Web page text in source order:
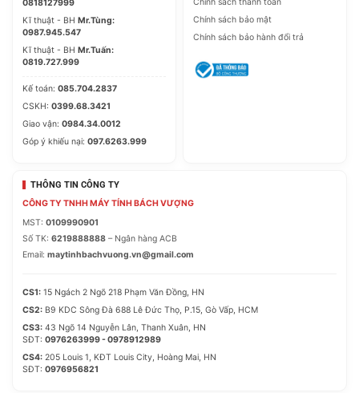
0818127999
Kĩ thuật - BH Mr.Tùng:
0987.945.547
Kĩ thuật - BH Mr.Tuấn:
0819.727.999
Kế toán: 085.704.2837
CSKH: 0399.68.3421
Giao vận: 0984.34.0012
Góp ý khiếu nại: 097.6263.999
Chính sách bảo mật
Chính sách bảo hành đổi trả
THÔNG TIN CÔNG TY
CÔNG TY TNHH MÁY TÍNH BÁCH VƯỢNG
MST: 0109990901
Số TK: 6219888888 – Ngân hàng ACB
Email: maytinhbachvuong.vn@gmail.com
CS1: 15 Ngách 2 Ngõ 218 Phạm Văn Đồng, HN
CS2: B9 KDC Sông Đà 688 Lê Đức Thọ, P.15, Gò Vấp, HCM
CS3: 43 Ngõ 14 Nguyễn Lân, Thanh Xuân, HN
SĐT: 0976263999 - 0978912989
CS4: 205 Louis 1, KĐT Louis City, Hoàng Mai, HN
SĐT: 0976956821